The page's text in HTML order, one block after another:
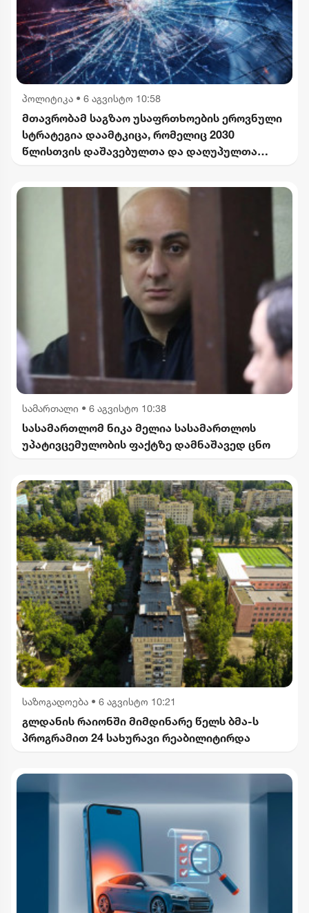
პოლიტიკა • 6 აგვისტო 10:58
მთავრობამ საგზაო უსაფრთხოების ეროვნული
სტრატეგია დაამტკიცა, რომელიც 2030
წლისთვის დაშავებულთა და დაღუპულთა
ითვალისწინებს
სამართალი • 6 აგვისტო 10:38
სასამართლომ ნიკა მელია სასამართლოს
უპატივცემულობის ფაქტზე დამნაშავედ ცნო
საზოგადოება • 6 აგვისტო 10:21
გლდანის რაიონში მიმდინარე წელს ბმა-ს
პროგრამით 24 სახურავი რეაბილიტირდა